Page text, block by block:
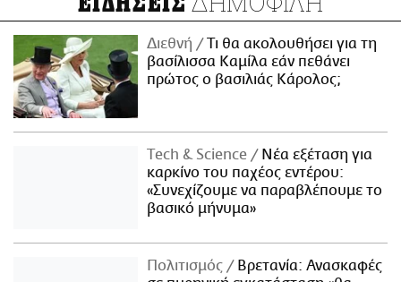
Διεθνή
Τι θα ακολουθήσει για τη
βασίλισσα Καμίλα εάν πεθάνει
πρώτος ο βασιλιάς Κάρολος;
Τech & Science
Νέα εξέταση για
καρκίνο του παχέος εντέρου:
«Συνεχίζουμε να παραβλέπουμε το
βασικό μήνυμα»
Πολιτισμός
Βρετανία: Ανασκαφές